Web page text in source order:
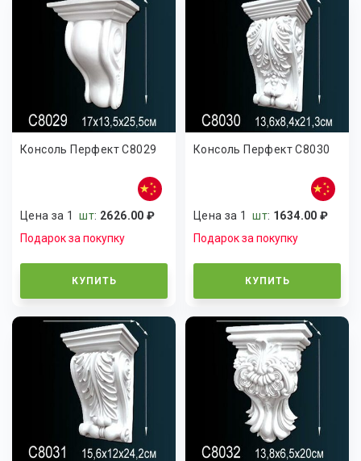
Консоль Перфект C8029
Цена за 1шт: 2626.00 ₽
Подарок за покупку
КУПИТЬ
Консоль Перфект C8030
Цена за 1шт: 1634.00 ₽
Подарок за покупку
КУПИТЬ